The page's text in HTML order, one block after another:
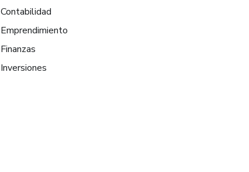
Contabilidad
Emprendimiento
Finanzas
Inversiones